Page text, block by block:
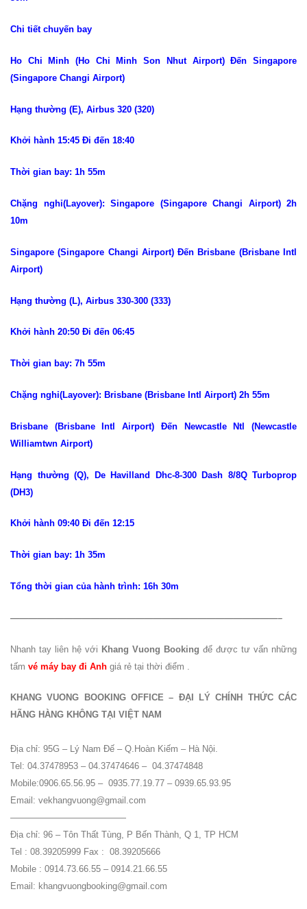
Chi tiết chuyến bay
Ho Chi Minh (Ho Chi Minh Son Nhut Airport) Đến Singapore
(Singapore Changi Airport)
Hạng thường (E), Airbus 320 (320)
Khởi hành 15:45 Đi đến 18:40
Thời gian bay: 1h 55m
Chặng nghỉ(Layover): Singapore (Singapore Changi Airport) 2h
10m
Singapore (Singapore Changi Airport) Đến Brisbane (Brisbane Intl
Airport)
Hạng thường (L), Airbus 330-300 (333)
Khởi hành 20:50 Đi đến 06:45
Thời gian bay: 7h 55m
Chặng nghỉ(Layover): Brisbane (Brisbane Intl Airport) 2h 55m
Brisbane (Brisbane Intl Airport) Đến Newcastle Ntl (Newcastle
Williamtwn Airport)
Hạng thường (Q), De Havilland Dhc-8-300 Dash 8/8Q Turboprop
(DH3)
Khởi hành 09:40 Đi đến 12:15
Thời gian bay: 1h 35m
Tổng thời gian của hành trình: 16h 30m
——————————————————————————————–
Nhanh tay liên hệ với Khang Vuong Booking để được tư vấn những
tấm vé máy bay đi Anh giá rẻ tại thời điểm .
KHANG VUONG BOOKING OFFICE – ĐẠI LÝ CHÍNH THỨC CÁC
HÃNG HÀNG KHÔNG TẠI VIỆT NAM
Địa chỉ: 95G – Lý Nam Đế – Q.Hoàn Kiếm – Hà Nội.
Tel: 04.37478953 – 04.37474646 – 04.37474848
Mobile:0906.65.56.95 – 0935.77.19.77 – 0939.65.93.95
Email: vekhangvuong@gmail.com
—————————————
Địa chỉ: 96 – Tôn Thất Tùng, P Bến Thành, Q 1, TP HCM
Tel : 08.39205999 Fax : 08.39205666
Mobile : 0914.73.66.55 – 0914.21.66.55
Email: khangvuongbooking@gmail.com